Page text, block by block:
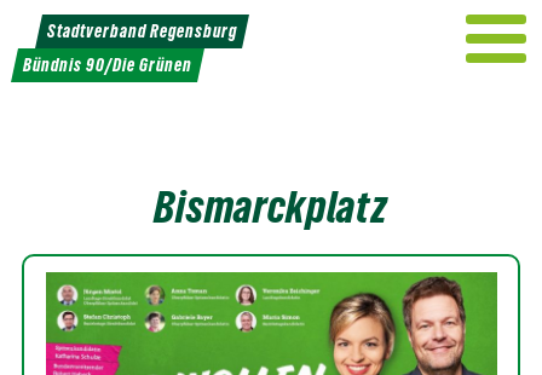
Weiter
zum
Inhalt
Stadtverband Regensburg
Bündnis 90/Die Grünen
Bismarckplatz